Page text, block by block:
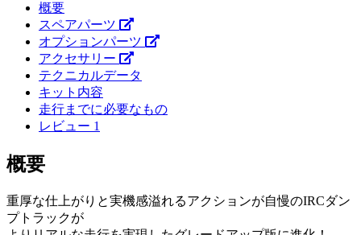
概要
スペアパーツ
オプションパーツ
アクセサリー
テクニカルデータ
キット内容
走行までに必要なもの
レビュー 1
概要
重厚な仕上がりと実機感溢れるアクションが自慢のIRCダン
プトラックが